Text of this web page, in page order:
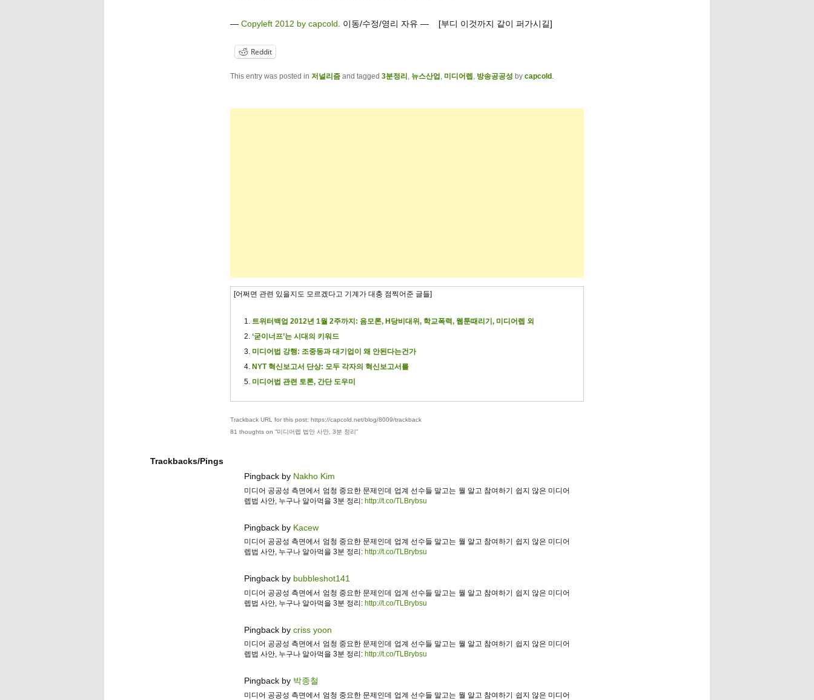
— Copyleft 2012 by capcold . 이동/수정/영리 자유 — [부디 이것까지 같이 퍼가시길]
Reddit
This entry was posted in 저널리즘and tagged 3분정리 뉴스산업 미디어렙 방송공공성 by capcold.
[어쩌면 관련 있을지도 모르겠다고 기계가 대충 점찍어준 글들]
트위터백업 2012년 1월 2주까지: 음모론, H당비대위, 학교폭력, 웹툰때리기, 미디어렙 외
‘굳이너프’는 시대의 키워드
미디어법 강행: 조중동과 대기업이 왜 안된다는건가
NYT 혁신보고서 단상: 모두 각자의 혁신보고서를
미디어법 관련 토론, 간단 도우미
Trackback URL for this post: https://capcold.net/blog/8009/trackback
81 thoughts on “미디어렙 법안 사안, 3분 정리”
Trackbacks/Pings
Pingback by Nakho Kim
미디어 공공성 측면에서 엄청 중요한 문제인데 업계 선수들 말고는 뭘 알고 참여하기 쉽지 않은 미디어
렙법 사안, 누구나 알아먹을 3분 정리: http://t.co/TLBrybsu
Pingback by Kacew
미디어 공공성 측면에서 엄청 중요한 문제인데 업계 선수들 말고는 뭘 알고 참여하기 쉽지 않은 미디어
렙법 사안, 누구나 알아먹을 3분 정리: http://t.co/TLBrybsu
Pingback by bubbleshot141
미디어 공공성 측면에서 엄청 중요한 문제인데 업계 선수들 말고는 뭘 알고 참여하기 쉽지 않은 미디어
렙법 사안, 누구나 알아먹을 3분 정리: http://t.co/TLBrybsu
Pingback by criss yoon
미디어 공공성 측면에서 엄청 중요한 문제인데 업계 선수들 말고는 뭘 알고 참여하기 쉽지 않은 미디어
렙법 사안, 누구나 알아먹을 3분 정리: http://t.co/TLBrybsu
Pingback by 박종철
미디어 공공성 측면에서 엄청 중요한 문제인데 업계 선수들 말고는 뭘 알고 참여하기 쉽지 않은 미디어